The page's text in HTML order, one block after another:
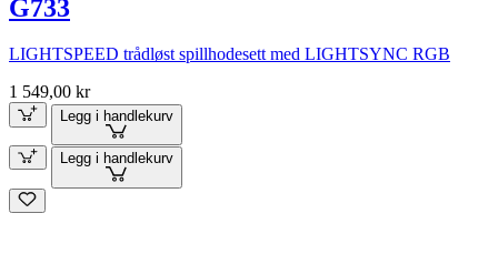
G733
LIGHTSPEED trådløst spillhodesett med LIGHTSYNC RGB
1 549,00 kr
Legg i handlekurv
Legg i handlekurv